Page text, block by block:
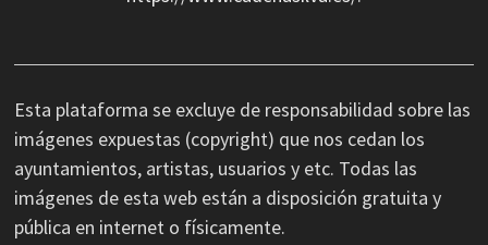
Esta plataforma se excluye de responsabilidad sobre las
imágenes expuestas (copyright) que nos cedan los
ayuntamientos, artistas, usuarios y etc. Todas las
imágenes de esta web están a disposición gratuita y
pública en internet o físicamente.